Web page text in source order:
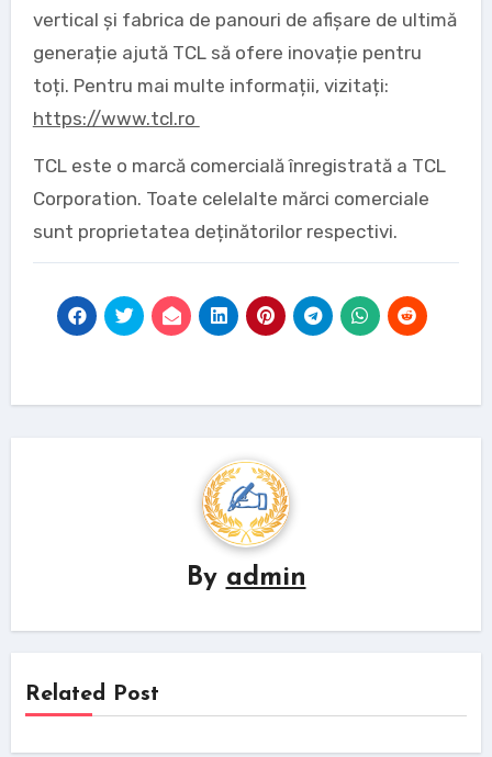
vertical și fabrica de panouri de afișare de ultimă
generație ajută TCL să ofere inovație pentru
toți. Pentru mai multe informații, vizitați:
https://www.tcl.ro
TCL este o marcă comercială înregistrată a TCL
Corporation. Toate celelalte mărci comerciale
sunt proprietatea deținătorilor respectivi.
By admin
Related Post